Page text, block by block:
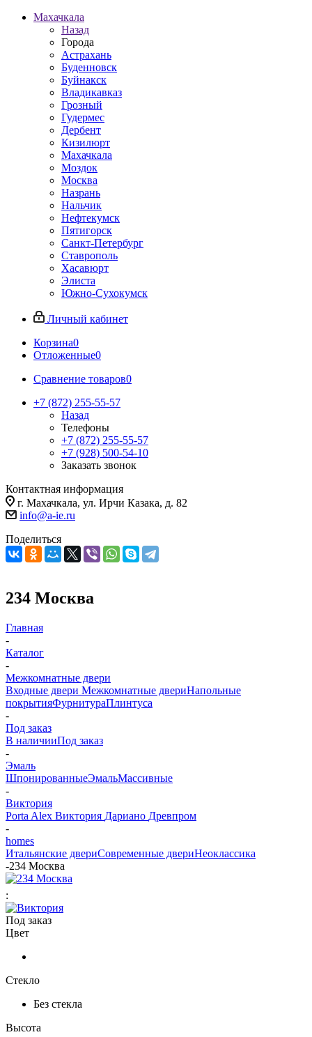
Махачкала
Назад
Города
Астрахань
Буденновск
Буйнакск
Владикавказ
Грозный
Гудермес
Дербент
Кизилюрт
Махачкала
Моздок
Москва
Назрань
Нальчик
Нефтекумск
Пятигорск
Санкт-Петербург
Ставрополь
Хасавюрт
Элиста
Южно-Сухокумск
Личный кабинет
Корзина0
Отложенные0
Сравнение товаров0
+7 (872) 255-55-57
Назад
Телефоны
+7 (872) 255-55-57
+7 (928) 500-54-10
Заказать звонок
Контактная информация
г. Махачкала, ул. Ирчи Казака, д. 82
info@a-ie.ru
Поделиться
234 Москва
Главная
-
Каталог
-
Межкомнатные двери
Входные двери Межкомнатные двериНапольные
покрытияФурнитураПлинтуса
-
Под заказ
В наличииПод заказ
-
Эмаль
ШпонированныеЭмальМассивные
-
Виктория
Porta Alex Виктория Дариано Древпром
-
homes
Итальянские двериСовременные двериНеоклассика
-234 Москва
:
Под заказ
Цвет
Стекло
Без стекла
Высота